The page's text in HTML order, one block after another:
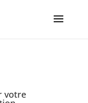
votre